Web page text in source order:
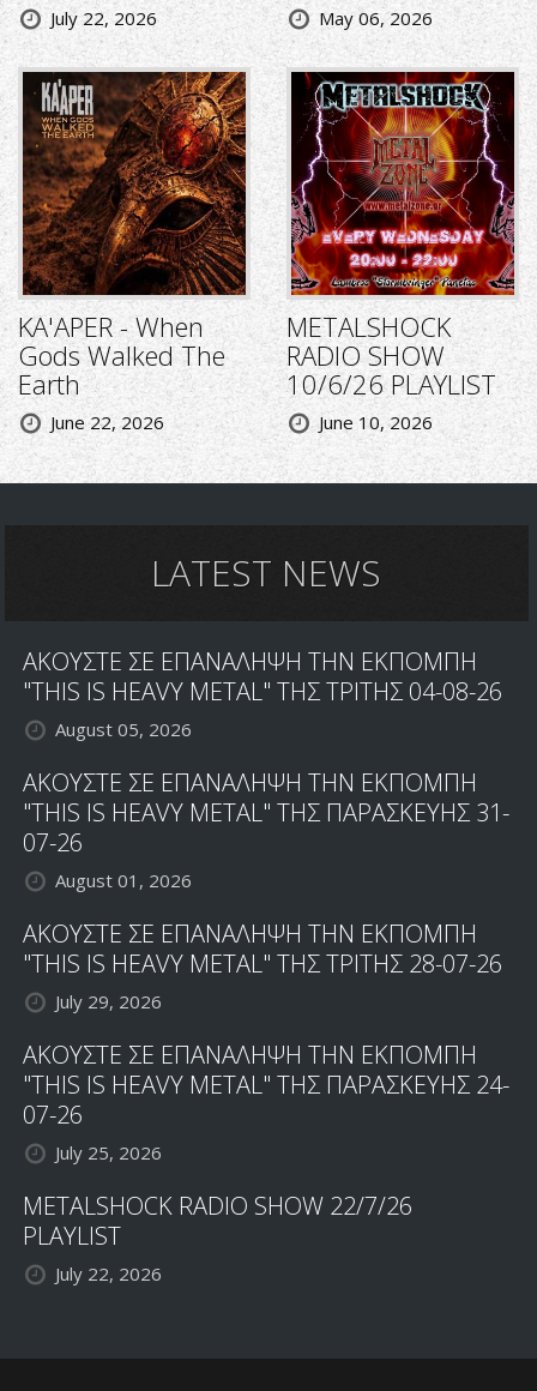
July 22, 2026 May 06, 2026
KA'APER - When
Gods Walked The
Earth
June 22, 2026
METALSHOCK
RADIO SHOW
10/6/26 PLAYLIST
June 10, 2026
LATEST NEWS
ΑΚΟΥΣΤΕ ΣΕ ΕΠΑΝΑΛΗΨΗ ΤΗΝ ΕΚΠΟΜΠΗ
"THIS IS HEAVY METAL" ΤΗΣ ΤΡΙΤΗΣ 04-08-26
August 05, 2026
ΑΚΟΥΣΤΕ ΣΕ ΕΠΑΝΑΛΗΨΗ ΤΗΝ ΕΚΠΟΜΠΗ
"THIS IS HEAVY METAL" ΤΗΣ ΠΑΡΑΣΚΕΥΗΣ 31-
07-26
August 01, 2026
ΑΚΟΥΣΤΕ ΣΕ ΕΠΑΝΑΛΗΨΗ ΤΗΝ ΕΚΠΟΜΠΗ
"THIS IS HEAVY METAL" ΤΗΣ ΤΡΙΤΗΣ 28-07-26
July 29, 2026
ΑΚΟΥΣΤΕ ΣΕ ΕΠΑΝΑΛΗΨΗ ΤΗΝ ΕΚΠΟΜΠΗ
"THIS IS HEAVY METAL" ΤΗΣ ΠΑΡΑΣΚΕΥΗΣ 24-
07-26
July 25, 2026
METALSHOCK RADIO SHOW 22/7/26
PLAYLIST
July 22, 2026